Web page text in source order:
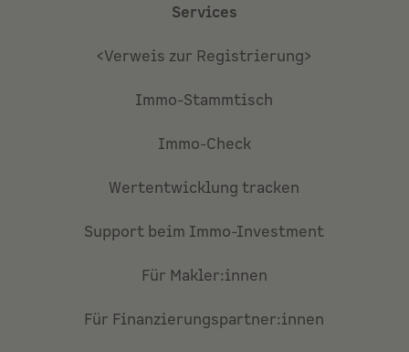
Services
<Verweis zur Registrierung>
Immo-Stammtisch
Immo-Check
Wertentwicklung tracken
Support beim Immo-Investment
Für Makler:innen
Für Finanzierungspartner:innen